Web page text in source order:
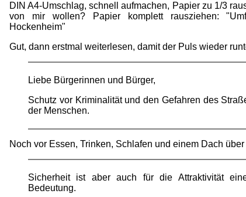
DIN A4-Umschlag, schnell aufmachen, Papier zu 1/3
von mir wollen? Papier komplett rausziehen:
Hockenheim"
Gut, dann erstmal weiterlesen, damit der Puls wieder
Liebe Bürgerinnen und Bürger,
Schutz vor Kriminalität und den Gefahren des
der Menschen.
Noch vor Essen, Trinken, Schlafen und einem Dach
Sicherheit ist aber auch für die Attraktivität
Bedeutung.